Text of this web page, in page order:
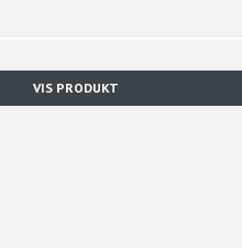
VIS PRODUKT